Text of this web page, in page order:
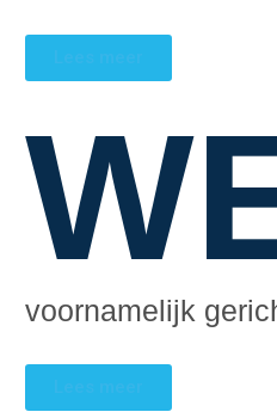
voornamelijk